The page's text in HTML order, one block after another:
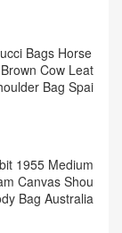
Horse
Bag Bo